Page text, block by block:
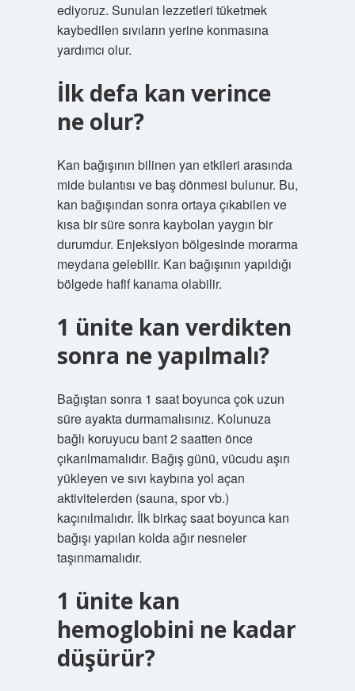
ediyoruz. Sunulan lezzetleri tüketmek
kaybedilen sıvıların yerine konmasına
yardımcı olur.
İlk defa kan verince
ne olur?
Kan bağışının bilinen yan etkileri arasında
mide bulantısı ve baş dönmesi bulunur. Bu,
kan bağışından sonra ortaya çıkabilen ve
kısa bir süre sonra kaybolan yaygın bir
durumdur. Enjeksiyon bölgesinde morarma
meydana gelebilir. Kan bağışının yapıldığı
bölgede hafif kanama olabilir.
1 ünite kan verdikten
sonra ne yapılmalı?
Bağıştan sonra 1 saat boyunca çok uzun
süre ayakta durmamalısınız. Kolunuza
bağlı koruyucu bant 2 saatten önce
çıkarılmamalıdır. Bağış günü, vücudu aşırı
yükleyen ve sıvı kaybına yol açan
aktivitelerden (sauna, spor vb.)
kaçınılmalıdır. İlk birkaç saat boyunca kan
bağışı yapılan kolda ağır nesneler
taşınmamalıdır.
1 ünite kan
hemoglobini ne kadar
düşürür?